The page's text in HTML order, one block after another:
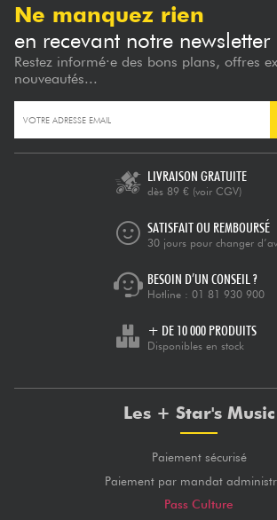
Ne manquez rien
en recevant notre newsletter
Restez informé·e des bons plans, offres
nouveautés...
LIVRAISON GRATUITE
dès 89 € (voir CGV)
SATISFAIT OU REMBOURSÉ
30 jours pour changer
BESOIN D’UN CONSEIL ?
Hotline : 01 81 930 900
+ DE 10 000 PRODUITS
Disponibles en stock
Les + Star's Music
Paiement sécurisé
Paiement par mandat
Pass Culture